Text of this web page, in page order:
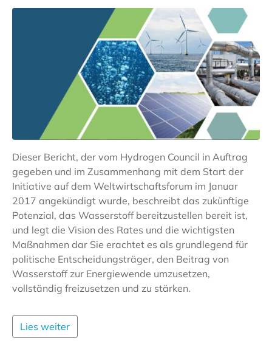
Dieser Bericht, der vom Hydrogen Council in Auftrag
gegeben und im Zusammenhang mit dem Start der
Initiative auf dem Weltwirtschaftsforum im Januar
2017 angekündigt wurde, beschreibt das zukünftige
Potenzial, das Wasserstoff bereitzustellen bereit ist,
und legt die Vision des Rates und die wichtigsten
Maßnahmen dar Sie erachtet es als grundlegend für
politische Entscheidungsträger, den Beitrag von
Wasserstoff zur Energiewende umzusetzen,
vollständig freizusetzen und zu stärken.
Lies weiter